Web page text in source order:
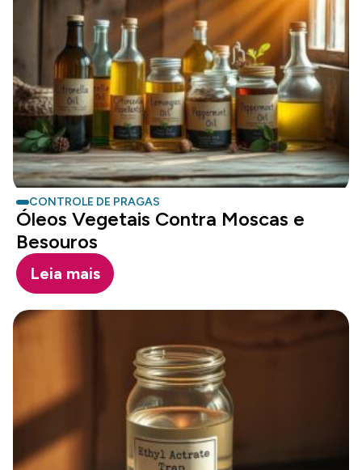
CONTROLE DE PRAGAS
Óleos Vegetais Contra Moscas e
Besouros
Leia mais